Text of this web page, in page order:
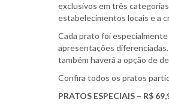
exclusivos em três
estabelecimentos locais e a
Cada prato foi
apresentações
também haverá a opção de
Confira todos os pratos
PRATOS ESPECIAIS – R$